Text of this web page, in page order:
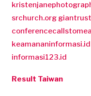
srchurch.org
keamananinformasi.id
informasi123.id
Result Taiwan